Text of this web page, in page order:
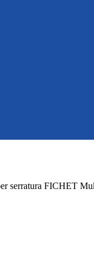
serratura FICHET